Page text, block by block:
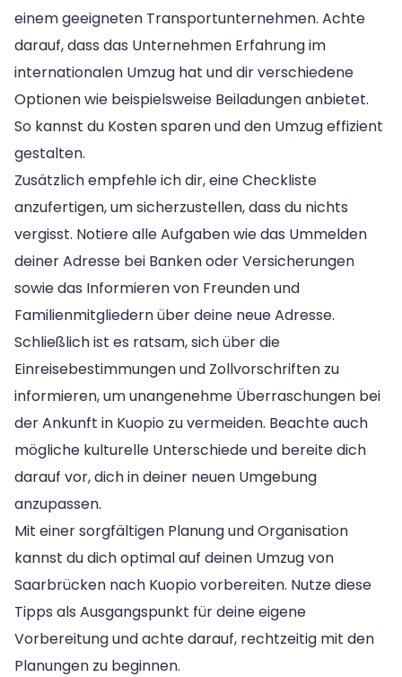
einem geeigneten Transportunternehmen. Achte
darauf, dass das Unternehmen Erfahrung im
internationalen Umzug hat und dir verschiedene
Optionen wie beispielsweise Beiladungen anbietet.
So kannst du Kosten sparen und den Umzug effizient
gestalten.
Zusätzlich empfehle ich dir, eine Checkliste
anzufertigen, um sicherzustellen, dass du nichts
vergisst. Notiere alle Aufgaben wie das Ummelden
deiner Adresse bei Banken oder Versicherungen
sowie das Informieren von Freunden und
Familienmitgliedern über deine neue Adresse.
Schließlich ist es ratsam, sich über die
Einreisebestimmungen und Zollvorschriften zu
informieren, um unangenehme Überraschungen bei
der Ankunft in Kuopio zu vermeiden. Beachte auch
mögliche kulturelle Unterschiede und bereite dich
darauf vor, dich in deiner neuen Umgebung
anzupassen.
Mit einer sorgfältigen Planung und Organisation
kannst du dich optimal auf deinen Umzug von
Saarbrücken nach Kuopio vorbereiten. Nutze diese
Tipps als Ausgangspunkt für deine eigene
Vorbereitung und achte darauf, rechtzeitig mit den
Planungen zu beginnen.